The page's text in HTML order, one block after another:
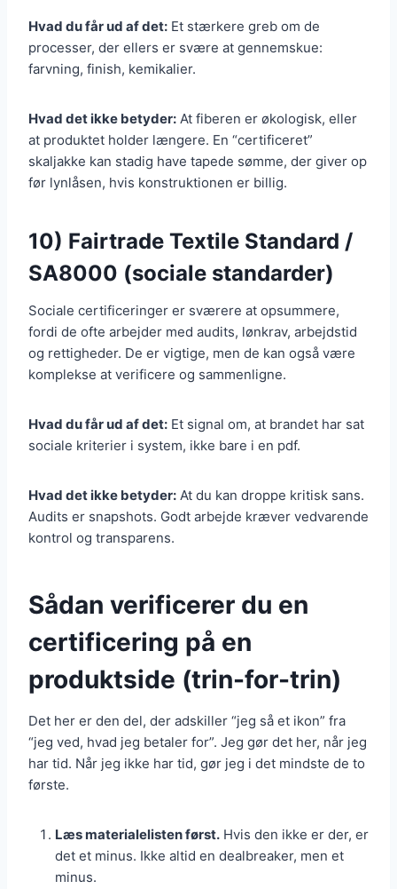
Hvad du får ud af det: Et stærkere greb om de
processer, der ellers er svære at gennemskue:
farvning, finish, kemikalier.
Hvad det ikke betyder: At fiberen er økologisk, eller
at produktet holder længere. En “certificeret”
skaljakke kan stadig have tapede sømme, der giver op
før lynlåsen, hvis konstruktionen er billig.
10) Fairtrade Textile Standard /
SA8000 (sociale standarder)
Sociale certificeringer er sværere at opsummere,
fordi de ofte arbejder med audits, lønkrav, arbejdstid
og rettigheder. De er vigtige, men de kan også være
komplekse at verificere og sammenligne.
Hvad du får ud af det: Et signal om, at brandet har sat
sociale kriterier i system, ikke bare i en pdf.
Hvad det ikke betyder: At du kan droppe kritisk sans.
Audits er snapshots. Godt arbejde kræver vedvarende
kontrol og transparens.
Sådan verificerer du en
certificering på en
produktside (trin-for-trin)
Det her er den del, der adskiller “jeg så et ikon” fra
“jeg ved, hvad jeg betaler for”. Jeg gør det her, når jeg
har tid. Når jeg ikke har tid, gør jeg i det mindste de to
første.
Læs materialelisten først. Hvis den ikke er der, er
det et minus. Ikke altid en dealbreaker, men et
minus.